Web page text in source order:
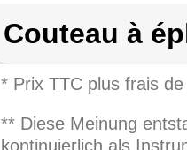
Couteau à
* Prix TTC plus frais
** Diese Meinung
kontinuierlich als